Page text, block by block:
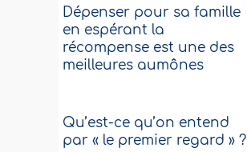
Dépenser pour sa famille
en espérant la
récompense est une des
meilleures aumônes
Qu’est-ce qu’on entend
par « le premier regard » ?